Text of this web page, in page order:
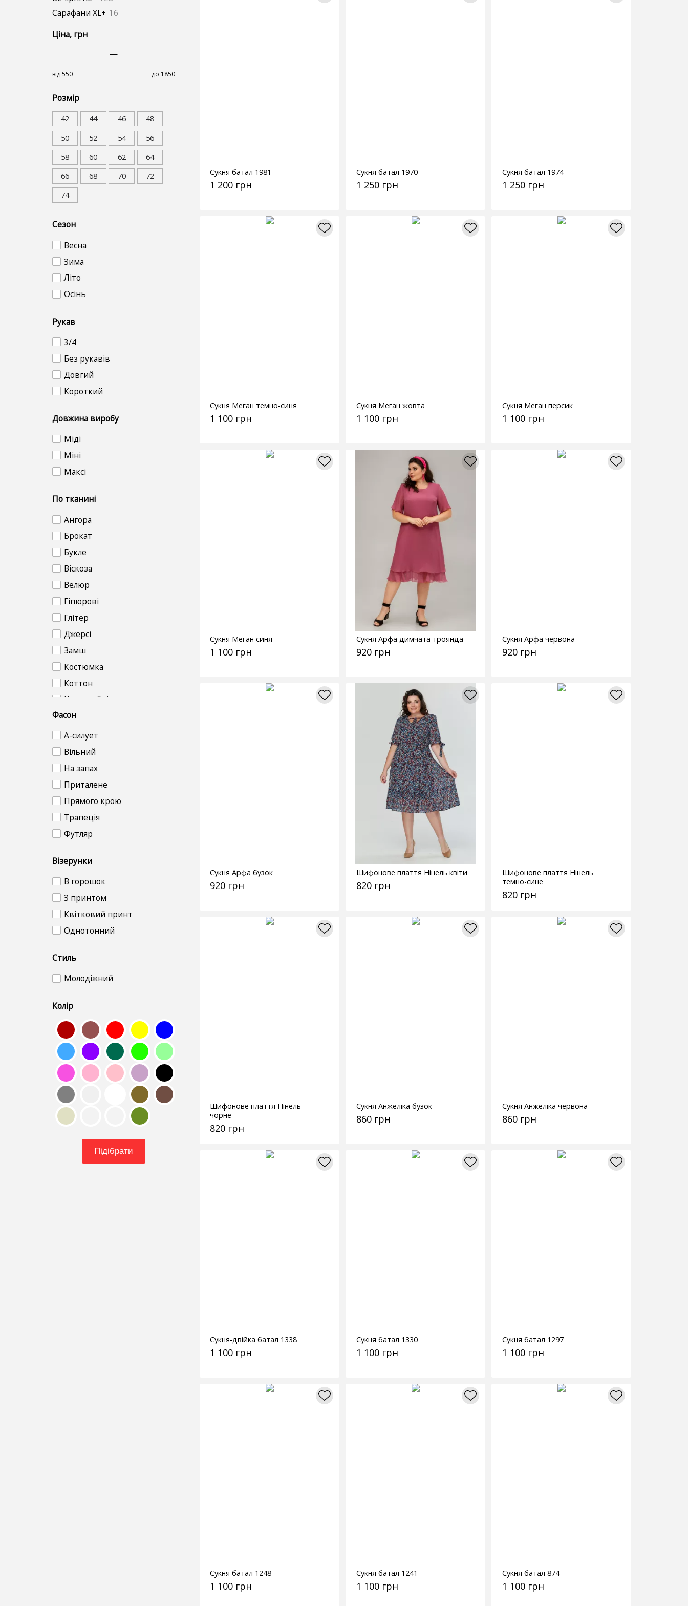
Сарафани XL+ 16
Ціна, грн
—
від 550 до 1850
Розмір
42 44 46
48
50
52 54
56
58
60 62
64
66
68 70
72
74
Сезон
Весна
Зима
Літо
Осінь
Рукав
3/4
Без рукавів
Довгий
Короткий
Довжина виробу
Міді
Міні
Максі
По тканині
Ангора
Брокат
Букле
Віскоза
Велюр
Гіпюрові
Глітер
Джерсі
Замш
Костюмка
Коттон
Креп-дайвінг
Креп-костюмка
Креп-шифон
Крепові
Льон
Люрекс
Масло-трикотаж
Мереживо
Пайетки
Сітка
Софт
Трикотажні
Флок
Шифон
Фасон
А-силует
Вільний
На запах
Приталене
Прямого крою
Трапеція
Футляр
Візерунки
В горошок
З принтом
Квітковий принт
Однотонний
Стиль
Молодіжний
Колір
Підібрати
Сукня батал 1981
1 200 грн
Сукня батал 1970
1 250 грн
Сукня батал 1974
1 250 грн
Сукня Меган темно-синя
1 100 грн
Сукня Меган жовта
1 100 грн
Сукня Меган персик
1 100 грн
Сукня Меган синя
1 100 грн
Сукня Арфа димчата троянда
920 грн
Сукня Арфа червона
920 грн
Сукня Арфа бузок
920 грн
Шифонове плаття Нінель квіти
820 грн
Шифонове плаття Нінель
темно-сине
820 грн
Шифонове плаття Нінель
чорне
820 грн
Сукня Анжеліка бузок
860 грн
Сукня Анжеліка червона
860 грн
Сукня-двійка батал 1338
1 100 грн
Сукня батал 1330
1 100 грн
Сукня батал 1297
1 100 грн
Сукня батал 1248
1 100 грн
Сукня батал 1241
1 100 грн
Сукня батал 874
1 100 грн